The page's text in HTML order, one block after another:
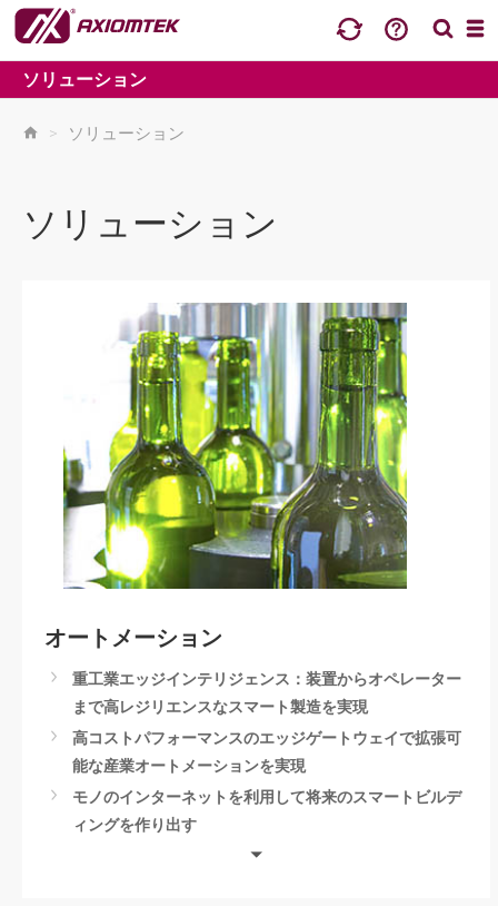
ソリューション
> ソリューション
ソリューション
オートメーション
重工業エッジインテリジェンス：装置からオペレーター
まで高レジリエンスなスマート製造を実現
高コストパフォーマンスのエッジゲートウェイで拡張可
能な産業オートメーションを実現
モノのインターネットを利用して将来のスマートビルデ
ィングを作り出す
二酸化炭素排出追跡ソリューション